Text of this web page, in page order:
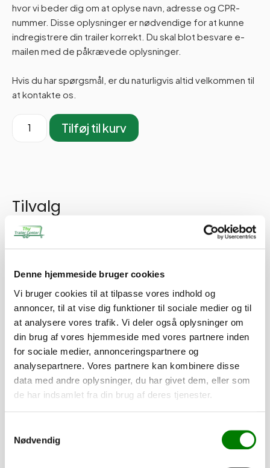
Denne hjemmeside bruger cookies
Vi bruger cookies til at tilpasse vores indhold og
annoncer, til at vise dig funktioner til sociale medier og til
at analysere vores trafik. Vi deler også oplysninger om
din brug af vores hjemmeside med vores partnere inden
for sociale medier, annonceringspartnere og
analysepartnere. Vores partnere kan kombinere disse
data med andre oplysninger, du har givet dem, eller som
de har indsamlet fra din brug af deres tjenester.
Nødvendig
hvor vi beder dig om at oplyse navn, adresse og CPR-
nummer. Disse oplysninger er nødvendige for at kunne
indregistrere din trailer korrekt. Du skal blot besvare e-
mailen med de påkrævede oplysninger.
Hvis du har spørgsmål, er du naturligvis altid velkommen til
at kontakte os.
Tilføj til kurv
Tilvalg
Tilpas din trailer efter dine behov. Alle dele er som standard
monteret, mens presenninger og lignende leveres løst.
Stålskærm 273mm, f. T2/17TB, model
2023
SKU: 101045
− +